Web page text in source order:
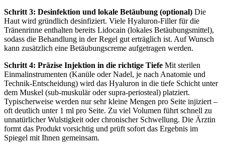
Schritt 3: Desinfektion und lokale Betäubung (optional) Die
Haut wird gründlich desinfiziert. Viele Hyaluron-Filler für die
Tränenrinne enthalten bereits Lidocain (lokales Betäubungsmittel),
sodass die Behandlung in der Regel gut erträglich ist. Auf Wunsch
kann zusätzlich eine Betäubungscreme aufgetragen werden.
Schritt 4: Präzise Injektion in die richtige Tiefe Mit sterilen
Einmalinstrumenten (Kanüle oder Nadel, je nach Anatomie und
Technik-Entscheidung) wird das Hyaluron in die tiefe Schicht unter
dem Muskel (sub-muskulär oder supra-periosteal) platziert.
Typischerweise werden nur sehr kleine Mengen pro Seite injiziert –
oft deutlich unter 1 ml pro Seite. Zu viel Volumen führt schnell zu
unnatürlicher Wulstigkeit oder chronischer Schwellung. Die Ärztin
formt das Produkt vorsichtig und prüft sofort das Ergebnis im
Spiegel mit Ihnen gemeinsam.